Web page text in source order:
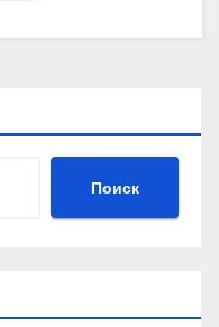
Поиск